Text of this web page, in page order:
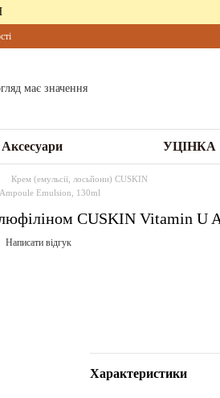
Аксесуари УЦІНКА
Крем (емульсії, лосьйони) CUSKIN
Ampoule Emulsion, 130ml
CUSKIN Vitamin U
Написати відгук
Характеристики